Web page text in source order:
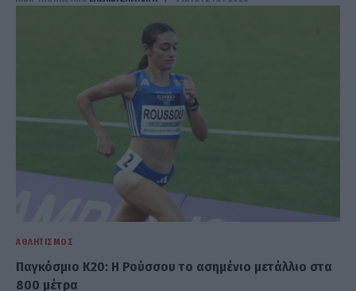
ΑΘΛΗΤΙΣΜΌΣ
Παγκόσμιο Κ20: Η Ρούσσου το ασημένιο μετάλλιο στα
800 μέτρα